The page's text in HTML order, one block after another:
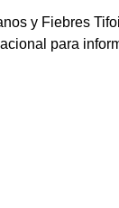
y Fiebres
para